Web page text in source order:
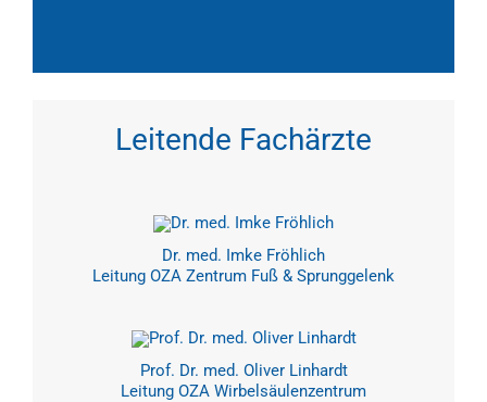
Leitende Fachärzte
Dr. med. Imke Fröhlich
Leitung OZA Zentrum Fuß & Sprunggelenk
Prof. Dr. med. Oliver Linhardt
Leitung OZA Wirbelsäulenzentrum